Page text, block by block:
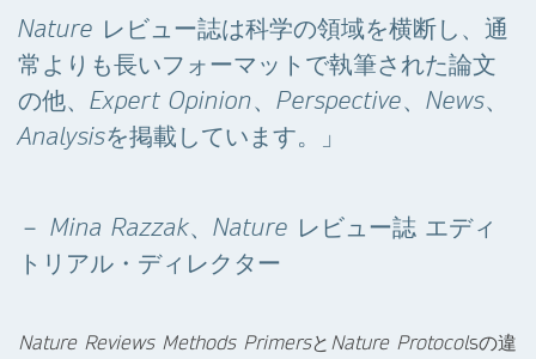
Nature レビュー誌は科学の領域を横断し、通
常よりも長いフォーマットで執筆された論文
の他、Expert Opinion、Perspective、News、
Analysisを掲載しています。」
－ Mina Razzak、Nature レビュー誌 エディ
トリアル・ディレクター
Nature Reviews Methods Primersと Nature Protocolsの違